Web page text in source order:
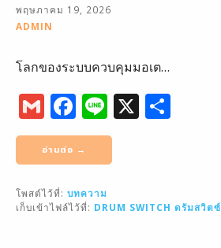
พฤษภาคม 19, 2026
ADMIN
โลกของระบบควบคุมมอเต…
G
m
ai
l
F
a
c
e
b
Li
n
e
X
อ่านต่อ →
โพสต์ไว้ที่: บทความ
เก็บเข้าไฟล์ไว้ที่: DRUM SWITCH ดรัมสวิตซ์